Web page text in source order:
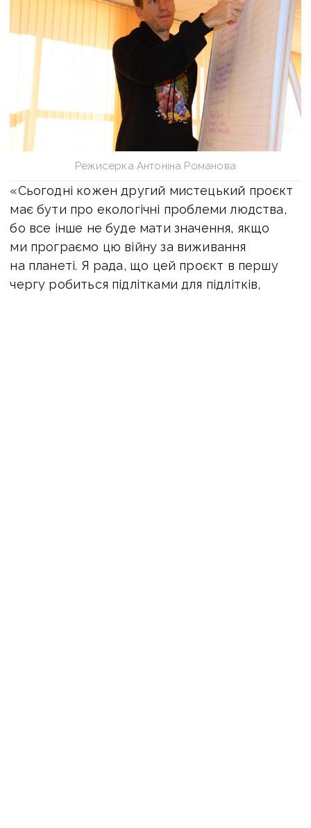
Режисерка Антоніна Романова
«Сьогодні кожен другий мистецький проєкт
має бути про екологічні проблеми людства,
бо все інше не буде мати значення, якщо
ми програємо цю війну за виживання
на планеті. Я рада, що цей проєкт в першу
чергу робиться підлітками для підлітків,